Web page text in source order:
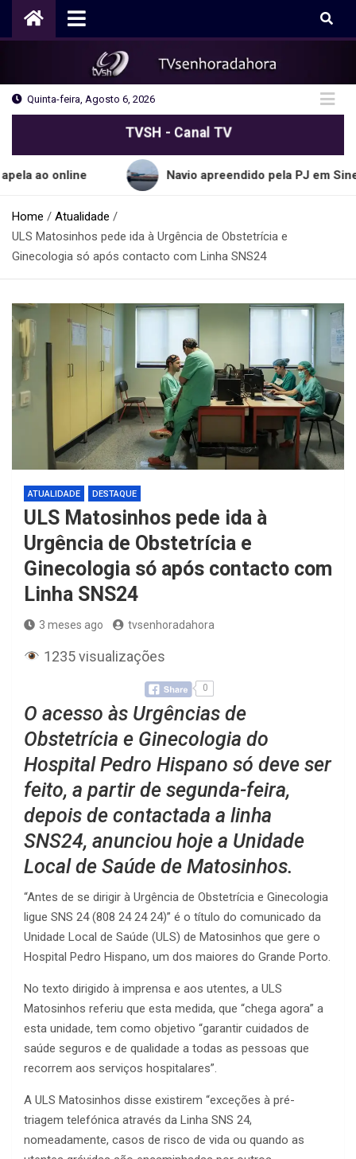
Quinta-feira, Agosto 6, 2026
TVSH - Canal TV
Navio apreendido pela PJ em Sines
Home
Atualidade
ULS Matosinhos pede ida à Urgência de Obstetrícia e
Ginecologia só após contacto com Linha SNS24
ATUALIDADE DESTAQUE
ULS Matosinhos pede ida à
Urgência de Obstetrícia e
Ginecologia só após contacto com
Linha SNS24
3 meses ago tvsenhoradahora
1235 visualizações
0
O acesso às Urgências de
Obstetrícia e Ginecologia do
Hospital Pedro Hispano só deve ser
feito, a partir de segunda-feira,
depois de contactada a linha
SNS24, anunciou hoje a Unidade
Local de Saúde de Matosinhos.
“Antes de se dirigir à Urgência de Obstetrícia e Ginecologia
ligue SNS 24 (808 24 24 24)” é o título do comunicado da
Unidade Local de Saúde (ULS) de Matosinhos que gere o
Hospital Pedro Hispano, um dos maiores do Grande Porto.
No texto dirigido à imprensa e aos utentes, a ULS
Matosinhos referiu que esta medida, que “chega agora” a
esta unidade, tem como objetivo “garantir cuidados de
saúde seguros e de qualidade a todas as pessoas que
recorrem aos serviços hospitalares”.
A ULS Matosinhos disse existirem “exceções à pré-
triagem telefónica através da Linha SNS 24,
nomeadamente, casos de risco de vida ou quando as